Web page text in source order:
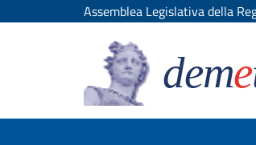
Assemblea Legislativa della
deme